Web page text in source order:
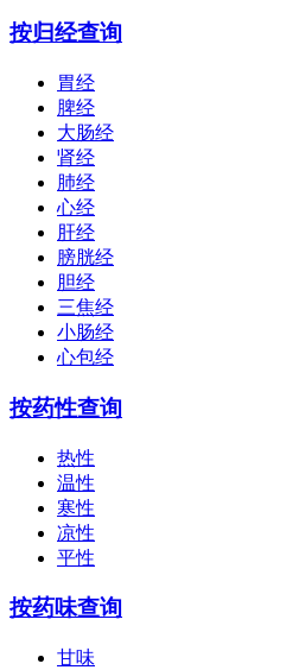
按归经查询
胃经
脾经
大肠经
肾经
肺经
心经
肝经
膀胱经
胆经
三焦经
小肠经
心包经
按药性查询
热性
温性
寒性
凉性
平性
按药味查询
甘味